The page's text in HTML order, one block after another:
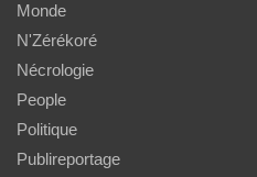
Monde
N'Zérékoré
Nécrologie
People
Politique
Publireportage